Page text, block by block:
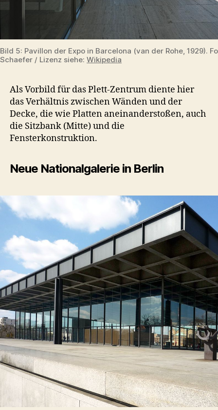
Bild 5: Pavillon der Expo in Barcelona (van der Rohe, 1929).
Schaefer / Lizenz siehe: Wikipedia
Als Vorbild für das Plett-Zentrum diente hier
das Verhältnis zwischen Wänden und der
Decke, die wie Platten aneinanderstoßen, auch
die Sitzbank (Mitte) und die
Fensterkonstruktion.
Neue Nationalgalerie in Berlin